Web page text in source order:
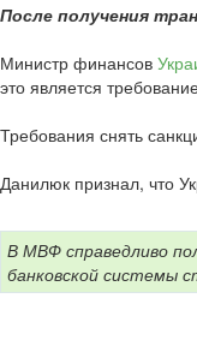
После получения
Министр финансов
это является
Требования снять
Данилюк признал, что
В МВФ справедливо
банковской системы